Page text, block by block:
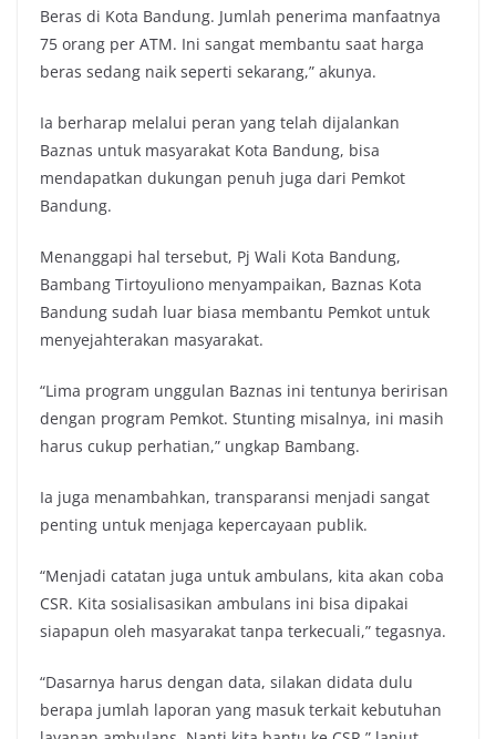
Beras di Kota Bandung. Jumlah penerima manfaatnya
75 orang per ATM. Ini sangat membantu saat harga
beras sedang naik seperti sekarang,” akunya.
Ia berharap melalui peran yang telah dijalankan
Baznas untuk masyarakat Kota Bandung, bisa
mendapatkan dukungan penuh juga dari Pemkot
Bandung.
Menanggapi hal tersebut, Pj Wali Kota Bandung,
Bambang Tirtoyuliono menyampaikan, Baznas Kota
Bandung sudah luar biasa membantu Pemkot untuk
menyejahterakan masyarakat.
“Lima program unggulan Baznas ini tentunya beririsan
dengan program Pemkot. Stunting misalnya, ini masih
harus cukup perhatian,” ungkap Bambang.
Ia juga menambahkan, transparansi menjadi sangat
penting untuk menjaga kepercayaan publik.
“Menjadi catatan juga untuk ambulans, kita akan coba
CSR. Kita sosialisasikan ambulans ini bisa dipakai
siapapun oleh masyarakat tanpa terkecuali,” tegasnya.
“Dasarnya harus dengan data, silakan didata dulu
berapa jumlah laporan yang masuk terkait kebutuhan